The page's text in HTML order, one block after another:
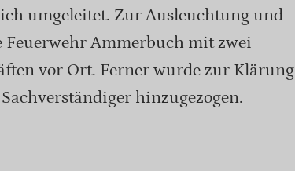
umgeleitet. Zur Ausleuchtung und
Ammerbuch mit zwei
vor Ort. Ferner wurde zur Klärung
hinzugezogen.